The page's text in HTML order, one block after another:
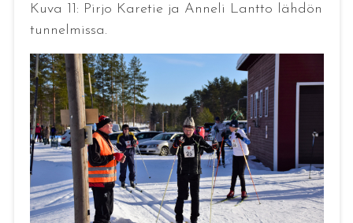
Kuva 11: Pirjo Karetie ja Anneli Lantto lähdön
tunnelmissa.